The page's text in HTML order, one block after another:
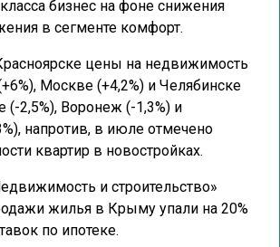
бизнес на фоне снижения
в сегменте комфорт.
цены на недвижимость
Москве (+4,2%) и Челябинске
(-2,5%), Воронеж (-1,3%) и
напротив, в июле отмечено
квартир в новостройках.
и строительство»
жилья в Крыму упали на 20%
по ипотеке.